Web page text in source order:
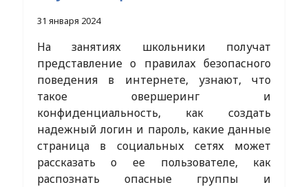
31 января 2024
На занятиях школьники получат
представление о правилах безопасного
поведения в интернете, узнают, что
такое овершеринг и
конфиденциальность, как создать
надежный логин и пароль, какие данные
страница в социальных сетях может
рассказать о ее пользователе, как
распознать опасные группы и